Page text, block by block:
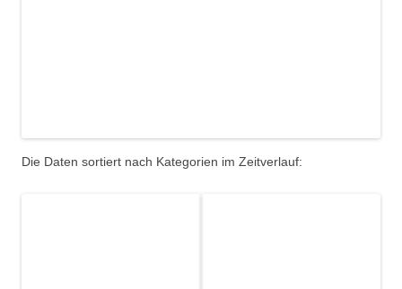
Die Daten sortiert nach Kategorien im Zeitverlauf: